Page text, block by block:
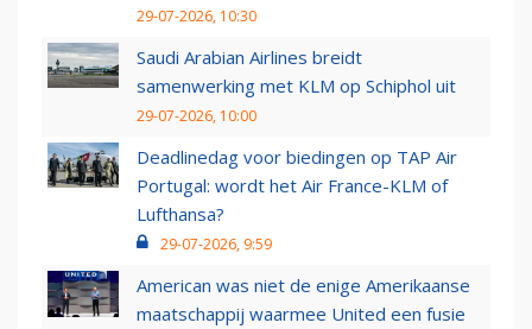
29-07-2026, 10:30
Saudi Arabian Airlines breidt
samenwerking met KLM op Schiphol uit
29-07-2026, 10:00
Deadlinedag voor biedingen op TAP Air
Portugal: wordt het Air France-KLM of
Lufthansa?
29-07-2026, 9:59
American was niet de enige Amerikaanse
maatschappij waarmee United een fusie